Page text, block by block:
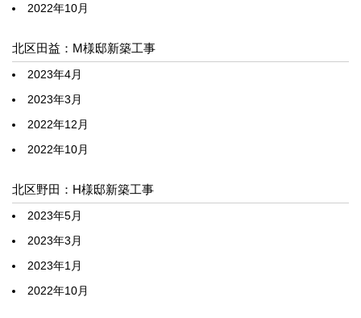
2022年10月
北区田益：M様邸新築工事
2023年4月
2023年3月
2022年12月
2022年10月
北区野田：H様邸新築工事
2023年5月
2023年3月
2023年1月
2022年10月